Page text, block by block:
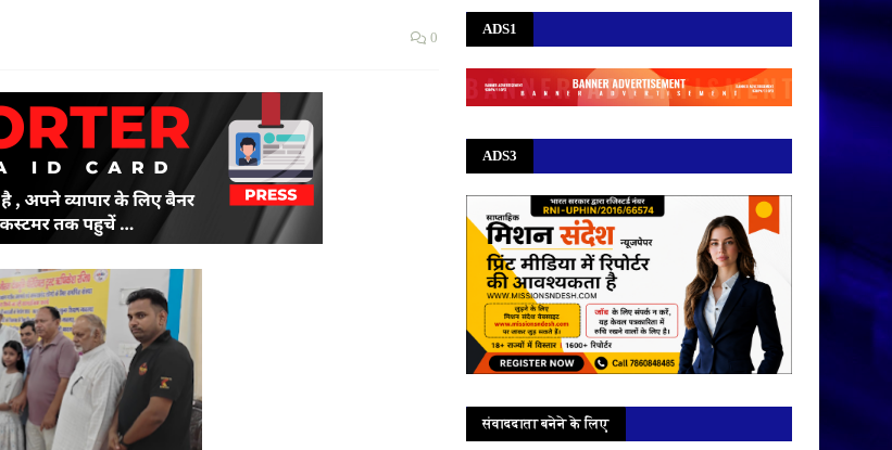
0
ADS1
ADS3
संवाददाता बनेने के लिए